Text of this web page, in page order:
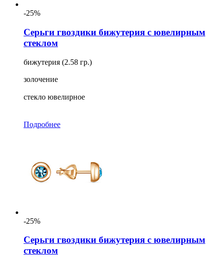
-25%
Серьги гвоздики бижутерия с ювелирным
стеклом
бижутерия (2.58 гр.)
золочение
стекло ювелирное
Подробнее
-25%
Серьги гвоздики бижутерия с ювелирным
стеклом